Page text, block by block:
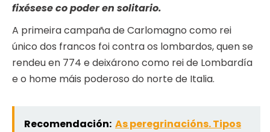
fixésese co poder en solitario.
A primeira campaña de Carlomagno como rei
único dos francos foi contra os lombardos, quen se
rendeu en 774 e deixárono como rei de Lombardía
e o home máis poderoso do norte de Italia.
Recomendación: As peregrinacións. Tipos